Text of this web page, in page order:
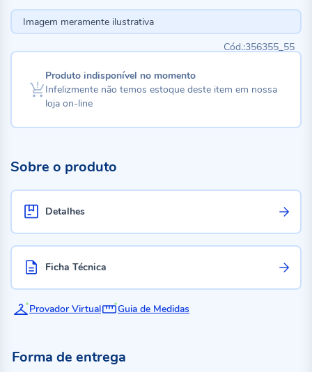
Imagem meramente ilustrativa
356355_55
Produto indisponível no momento
Infelizmente não temos estoque deste item em nossa
loja on-line
Sobre o produto
Detalhes
Ficha Técnica
Provador Virtual Guia de Medidas
Forma de entrega